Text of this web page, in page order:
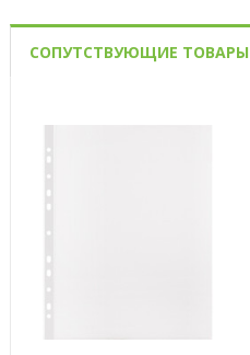
СОПУТСТВУЮЩИЕ ТОВАРЫ